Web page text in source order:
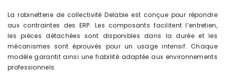
La robinetterie de collectivité Delabie est conçue pour répondre
aux contraintes des ERP. Les composants facilitent l’entretien,
les pièces détachées sont disponibles dans la durée et les
mécanismes sont éprouvés pour un usage intensif. Chaque
modèle garantit ainsi une fiabilité adaptée aux environnements
professionnels.